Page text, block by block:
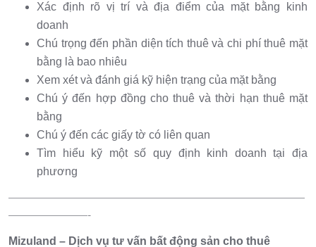
Xác định rõ vị trí và địa điểm của mặt bằng kinh
doanh
Chú trọng đến phần diện tích thuê và chi phí thuê mặt
bằng là bao nhiêu
Xem xét và đánh giá kỹ hiện trạng của mặt bằng
Chú ý đến hợp đồng cho thuê và thời hạn thuê mặt
bằng
Chú ý đến các giấy tờ có liên quan
Tìm hiểu kỹ một số quy định kinh doanh tại địa
phương
——————————————————————————————
————————-
Mizuland – Dịch vụ tư vấn bất động sản cho thuê